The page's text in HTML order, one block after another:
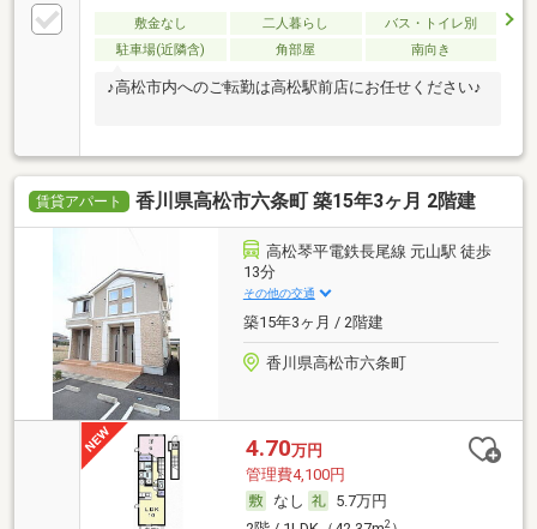
敷金なし 二人暮らし
バス・トイレ別
駐車場(近隣含)
角部屋 南向き
♪高松市内へのご転勤は高松駅前店にお任せください♪
賃貸アパート 香川県高松市六条町 築15年3ヶ月 2階建
高松琴平電鉄長尾線 元山駅 徒歩
13分
その他の交通
築15年3ヶ月 / 2階建
香川県高松市六条町
4.70万円
管理費4,100円
なし
5.7万円
2